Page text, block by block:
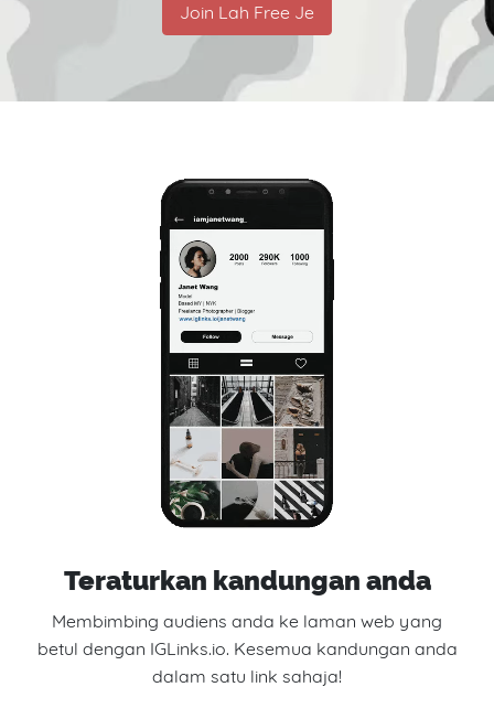
Join Lah Free Je
Teraturkan kandungan anda
Membimbing audiens anda ke laman web yang
betul dengan IGLinks.io. Kesemua kandungan anda
dalam satu link sahaja!